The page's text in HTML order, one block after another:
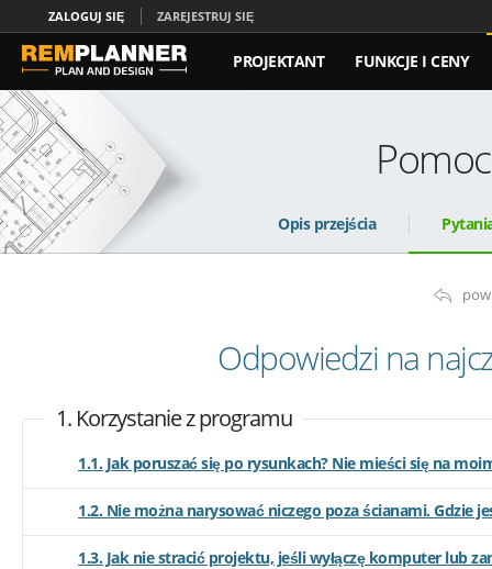
ZALOGUJ SIĘ ZAREJESTRUJ SIĘ
PROJEKTANT FUNKCJE I CENY
Opis przejścia
Odpowiedzi na
1. Korzystanie z programu
1.1. Jak poruszać się po rysunkach? Nie mieści się na
1.2. Nie można narysować niczego poza ścianami. Gdzie
1.3. Jak nie stracić projektu, jeśli wyłączę komputer lub